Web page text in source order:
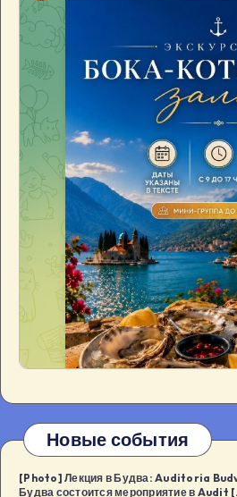
Новые события
[Photo] Лекция в Будва: Auditoria
Будва состоится мероприятие в Audit